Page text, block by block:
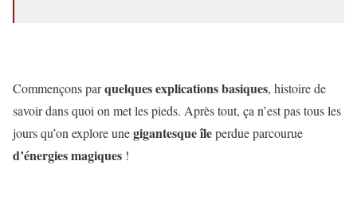
Commençons parquelques explications basiques, histoire de
savoir dans quoi on met les pieds. Après tout, ça n’est pas tous les
jours qu’on explore unegigantesque îleperdue parcourue
d’énergies magiques !